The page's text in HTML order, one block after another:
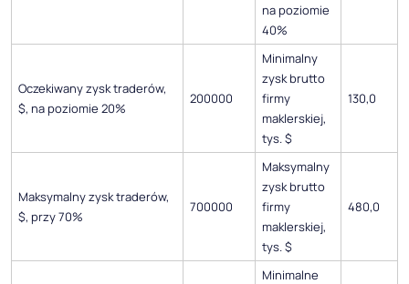
na poziomie
40%
Oczekiwany zysk traderów,
$, na poziomie 20%
200000
Minimalny
zysk brutto
firmy
maklerskiej,
tys. $
130,0
Maksymalny zysk traderów,
$, przy 70%
700000
Maksymalny
zysk brutto
firmy
maklerskiej,
tys. $
480,0
Minimalne